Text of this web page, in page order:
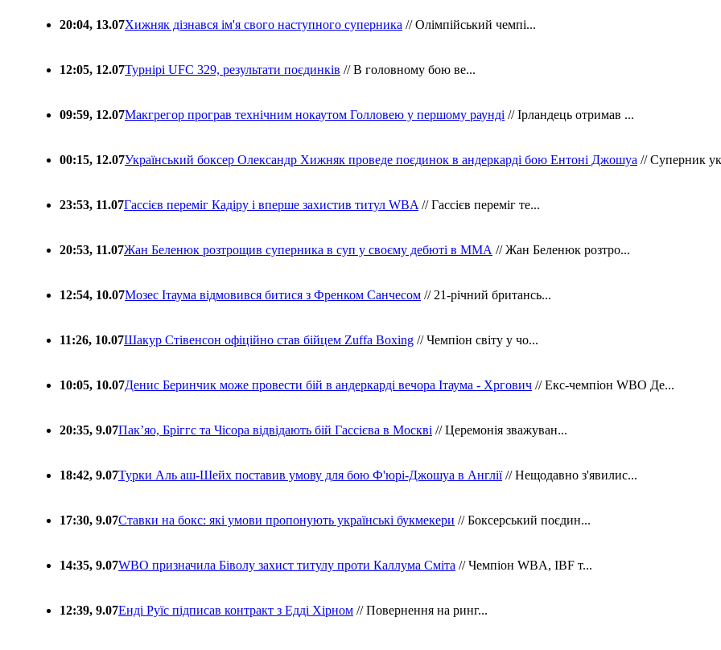
20:04, 13.07Хижняк дізнався ім'я свого наступного суперника // Олімпійський чемпі...
12:05, 12.07Турнірі UFC 329, результати поєдинків // В головному бою ве...
09:59, 12.07Макгрегор програв технічним нокаутом Голловею у першому раунді // Ірландець отримав ...
00:15, 12.07Український боксер Олександр Хижняк проведе поєдинок в андеркарді бою Ентоні Джошуа // Суперник
23:53, 11.07Гассієв переміг Кадіру і вперше захистив титул WBA // Гассієв переміг те...
20:53, 11.07Жан Беленюк розтрощив суперника в суп у своєму дебюті в ММА // Жан Беленюк розтро...
12:54, 10.07Мозес Ітаума відмовився битися з Френком Санчесом // 21-річний британсь...
11:26, 10.07Шакур Стівенсон офіційно став бійцем Zuffa Boxing // Чемпіон світу у чо...
10:05, 10.07Денис Беринчик може провести бій в андеркарді вечора Ітаума - Хргович // Екс-чемпіон WBO Де...
20:35, 9.07Пакʼяо, Бріггс та Чісора відвідають бій Гассієва в Москві // Церемонія зважуван...
18:42, 9.07Турки Аль аш-Шейх поставив умову для бою Ф'юрі-Джошуа в Англії// Нещодавно з'явилис...
17:30, 9.07Ставки на бокс: які умови пропонують українські букмекери // Боксерський поєдин...
14:35, 9.07WBO призначила Біволу захист титулу проти Каллума Сміта // Чемпіон WBA, IBF т...
12:39, 9.07Енді Руїс підписав контракт з Едді Хірном // Повернення на ринг...